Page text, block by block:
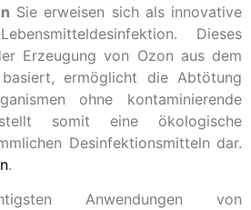
Sie erweisen sich als innovative
Dieses
Erzeugung von Ozon aus dem
ermöglicht die Abtötung
ohne kontaminierende
somit eine ökologische
Desinfektionsmitteln dar.
.
Anwendungen von